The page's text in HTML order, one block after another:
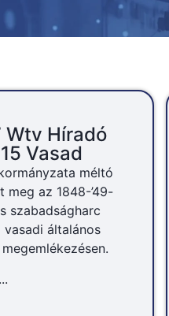
Wtv Híradó
Vasad
méltó
meg az 1848-’49-
szabadságharc
általános
...